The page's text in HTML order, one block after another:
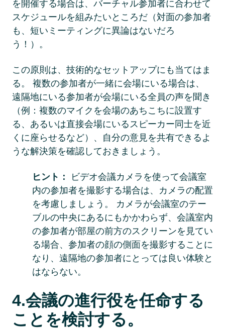
を開催する場合は、バーチャル参加者に合わせて
スケジュールを組みたいところだ（対面の参加者
も、短いミーティングに異論はないだろ
う！）。
この原則は、技術的なセットアップにも当てはま
る。 複数の参加者が一緒に会場にいる場合は、
遠隔地にいる参加者が会場にいる全員の声を聞き
（例：複数のマイクを会場のあちこちに設置す
る、あるいは直接会場にいるスピーカー同士を近
くに座らせるなど）、自分の意見を共有できるよ
うな解決策を確認しておきましょう。
ヒント：
ビデオ会議カメラを使って会議室
内の参加者を撮影する場合は、カメラの配置
を考慮しましょう。 カメラが会議室のテー
ブルの中央にあるにもかかわらず、会議室内
の参加者が部屋の前方のスクリーンを見てい
る場合、参加者の顔の側面を撮影することに
なり、遠隔地の参加者にとっては良い体験と
はならない。
4.会議の進行役を任命する
ことを検討する。